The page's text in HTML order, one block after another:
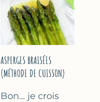
ASPERGES BRAISÉES
(MÉTHODE DE CUISSON)
Bon… je crois